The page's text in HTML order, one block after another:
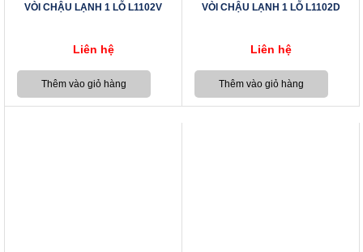
VÒI CHẬU LẠNH 1 LỖ L1102V
Liên hệ
VÒI CHẬU LẠNH 1 LỖ L1102D
Liên hệ